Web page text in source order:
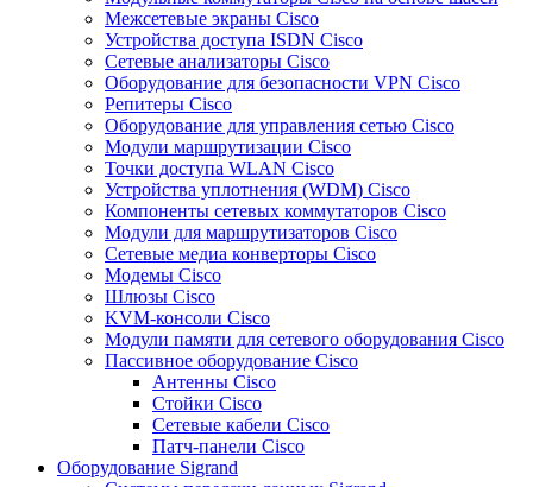
Межсетевые экраны Cisco
Устройства доступа ISDN Cisco
Сетевые анализаторы Cisco
Оборудование для безопасности VPN Cisco
Репитеры Cisco
Оборудование для управления сетью Cisco
Модули маршрутизации Cisco
Точки доступа WLAN Cisco
Устройства уплотнения (WDM) Cisco
Компоненты сетевых коммутаторов Cisco
Модули для маршрутизаторов Cisco
Сетевые медиа конверторы Cisco
Модемы Cisco
Шлюзы Cisco
KVM-консоли Cisco
Модули памяти для сетевого оборудования Cisco
Пассивное оборудование Cisco
Антенны Cisco
Стойки Cisco
Сетевые кабели Cisco
Патч-панели Cisco
Оборудование Sigrand